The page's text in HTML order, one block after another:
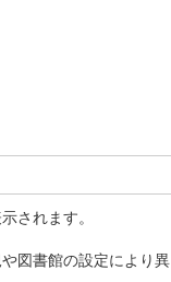
されます。
図書館の設定により異